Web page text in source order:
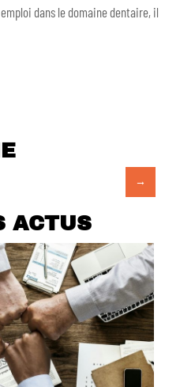
dans le domaine dentaire, il
ACTUS